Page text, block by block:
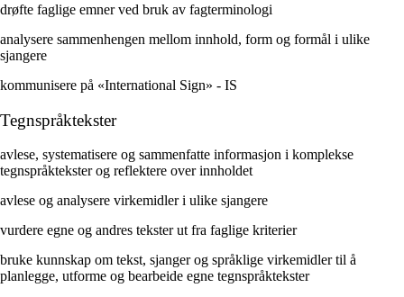
drøfte faglige emner ved bruk av fagterminologi
analysere sammenhengen mellom innhold, form og formål i ulike
sjangere
kommunisere på «International Sign» - IS
Tegnspråktekster
avlese, systematisere og sammenfatte informasjon i komplekse
tegnspråktekster og reflektere over innholdet
avlese og analysere virkemidler i ulike sjangere
vurdere egne og andres tekster ut fra faglige kriterier
bruke kunnskap om tekst, sjanger og språklige virkemidler til å
planlegge, utforme og bearbeide egne tegnspråktekster